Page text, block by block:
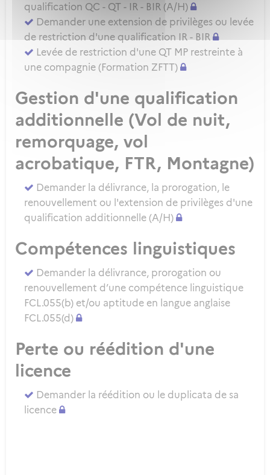
qualification QC - QT - IR - BIR (A/H)
Demander une extension de privilèges ou levée
de restriction d'une qualification IR - BIR
Levée de restriction d'une QT MP restreinte à
une compagnie (Formation ZFTT)
Gestion d'une qualification
additionnelle (Vol de nuit,
remorquage, vol
acrobatique, FTR, Montagne)
Demander la délivrance, la prorogation, le
renouvellement ou l'extension de privilèges d'une
qualification additionnelle (A/H)
Compétences linguistiques
Demander la délivrance, prorogation ou
renouvellement d’une compétence linguistique
FCL.055(b) et/ou aptitude en langue anglaise
FCL.055(d)
Perte ou réédition d'une
licence
Demander la réédition ou le duplicata de sa
licence